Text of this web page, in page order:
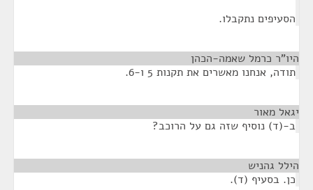
הסעיפים נתקבלו.
היו"ר כרמל שאמה-הכהן
תודה, אנחנו מאשרים את תקנות 5 ו-6.
יגאל מאור
ב-(ד) נוסיף שזה גם על הרוכב?
הילל גהניש
כן. בסעיף (ד).